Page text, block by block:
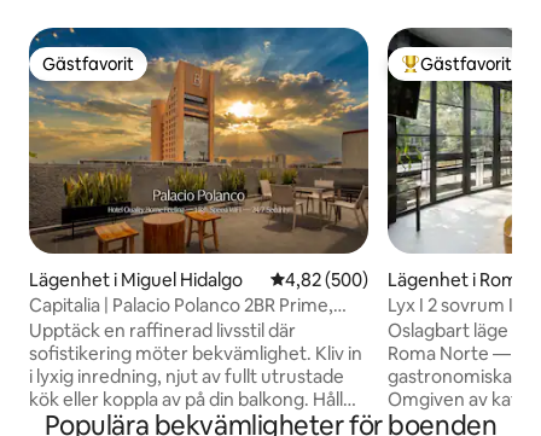
Gästfavorit
Gästfavorit
Lägenhet i Miguel Hidalgo 4,82 av 5 i genomsnittligt
4,82 (500)
Capitalia | Palacio Polanco 2BR Prime,
Gym + Wifi
Upptäck en raffinerad livsstil där
sofistikering möter bekvämlighet. Kliv in
i lyxig inredning, njut av fullt utrustade
kök eller koppla av på din balkong. Håll
dig bekväm med individuell
Populär
Gästfavorit
Lägenhet i Roma
Lyx I 2 sovrum I
terrass
Oslagbart läge
Roma Norte —
gastronomiska
Omgiven av
unik arkitektur är
Populära bekvämligheter för boenden